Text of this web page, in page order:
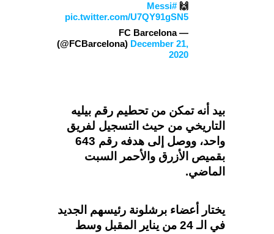
🙌
#Messi
pic.twitter.com/U7QY91gSN5
— FC Barcelona
(@FCBarcelona) December 21,
2020
بيد أنه تمكن من تحطيم رقم بيليه
التاريخي من حيث التسجيل لفريق
واحد، ووصل إلى هدفه رقم 643
بقميص الأزرق والأحمر السبت
الماضي.
يختار أعضاء برشلونة رئيسهم الجديد
في الـ 24 من يناير المقبل وسط